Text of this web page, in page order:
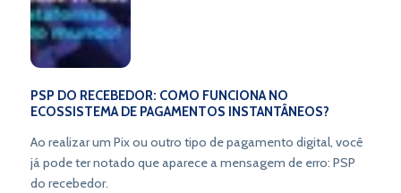
PSP DO RECEBEDOR: COMO FUNCIONA NO
ECOSSISTEMA DE PAGAMENTOS INSTANTÂNEOS?
Ao realizar um Pix ou outro tipo de pagamento digital, você
já pode ter notado que aparece a mensagem de erro: PSP
do recebedor.